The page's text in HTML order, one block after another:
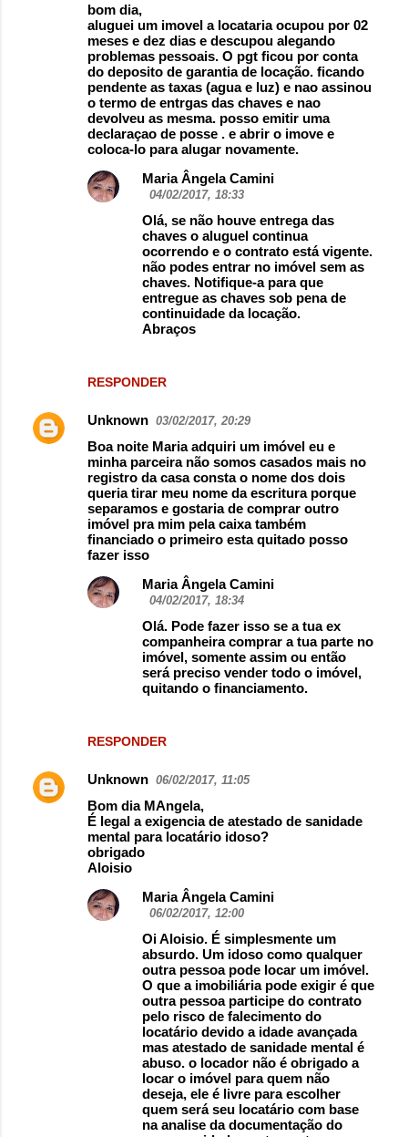
bom dia,
aluguei um imovel a locataria ocupou por 02
meses e dez dias e descupou alegando
problemas pessoais. O pgt ficou por conta
do deposito de garantia de locação. ficando
pendente as taxas (agua e luz) e nao assinou
o termo de entrgas das chaves e nao
devolveu as mesma. posso emitir uma
declaraçao de posse . e abrir o imove e
coloca-lo para alugar novamente.
RESPONDER
Maria Ângela Camini
04/02/2017, 18:33
Olá, se não houve entrega das
chaves o aluguel continua
ocorrendo e o contrato está vigente.
não podes entrar no imóvel sem as
chaves. Notifique-a para que
entregue as chaves sob pena de
continuidade da locação.
Abraços
Unknown 03/02/2017, 20:29
Boa noite Maria adquiri um imóvel eu e
minha parceira não somos casados mais no
registro da casa consta o nome dos dois
queria tirar meu nome da escritura porque
separamos e gostaria de comprar outro
imóvel pra mim pela caixa também
financiado o primeiro esta quitado posso
fazer isso
RESPONDER
Maria Ângela Camini
04/02/2017, 18:34
Olá. Pode fazer isso se a tua ex
companheira comprar a tua parte no
imóvel, somente assim ou então
será preciso vender todo o imóvel,
quitando o financiamento.
Unknown 06/02/2017, 11:05
Bom dia MAngela,
É legal a exigencia de atestado de sanidade
mental para locatário idoso?
obrigado
Aloisio
Maria Ângela Camini
06/02/2017, 12:00
Oi Aloisio. É simplesmente um
absurdo. Um idoso como qualquer
outra pessoa pode locar um imóvel.
O que a imobiliária pode exigir é que
outra pessoa participe do contrato
pelo risco de falecimento do
locatário devido a idade avançada
mas atestado de sanidade mental é
abuso. o locador não é obrigado a
locar o imóvel para quem não
deseja, ele é livre para escolher
quem será seu locatário com base
na analise da documentação do